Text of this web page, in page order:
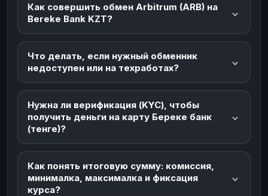
Как совершить обмен Arbitrum (ARB) на
Bereke Bank KZT?
Что делать, если нужный обменник
недоступен или на техработах?
Нужна ли верификация (KYC), чтобы
получить деньги на карту Береке банк
(тенге)?
Как понять итоговую сумму: комиссия,
минималка, максималка и фиксация
курса?